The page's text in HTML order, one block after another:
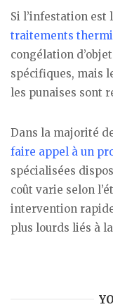
Si l’infestation est
traitements
congélation
spécifiques, mais
les punaises sont
Dans la majorité
faire appel à un
spécialisées
coût varie selon
intervention
plus lourds liés à